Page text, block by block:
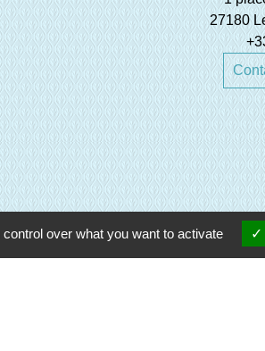
27180
over what you want to activate